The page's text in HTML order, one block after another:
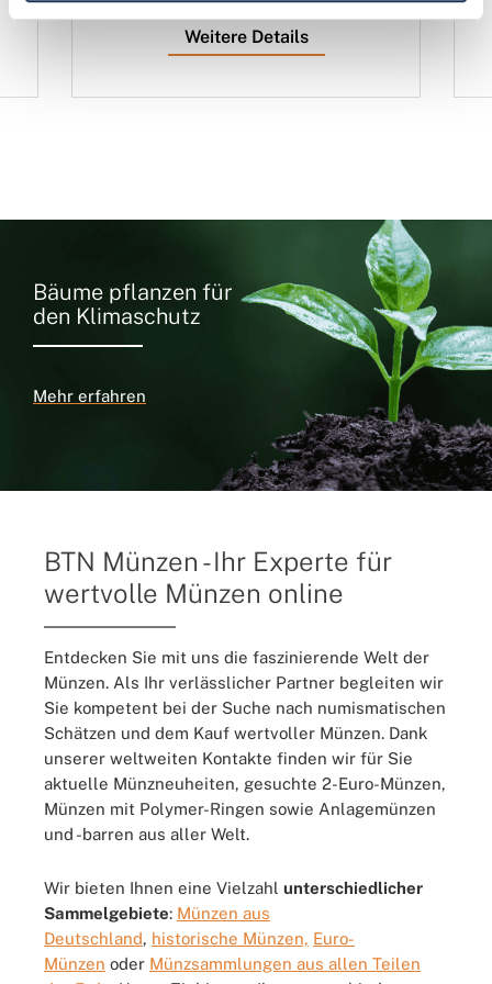
Weitere Details
Bäume pflanzen für
den Klimaschutz
Mehr erfahren
BTN Münzen - Ihr Experte für
wertvolle Münzen online
Entdecken Sie mit uns die faszinierende Welt der
Münzen. Als Ihr verlässlicher Partner begleiten wir
Sie kompetent bei der Suche nach numismatischen
Schätzen und dem Kauf wertvoller Münzen. Dank
unserer weltweiten Kontakte finden wir für Sie
aktuelle Münzneuheiten, gesuchte 2-Euro-Münzen,
Münzen mit Polymer-Ringen sowie Anlagemünzen
und -barren aus aller Welt.
Wir bieten Ihnen eine Vielzahl unterschiedlicher
Sammelgebiete: Münzen aus
Deutschland, historische Münzen, Euro-
Münzen oder Münzsammlungen aus allen Teilen